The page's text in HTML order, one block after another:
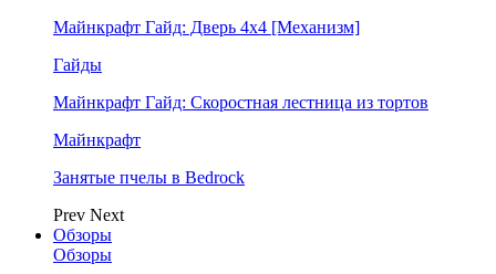
Майнкрафт Гайд: Дверь 4х4 [Механизм]
Гайды
Майнкрафт Гайд: Скоростная лестница из тортов
Майнкрафт
Занятые пчелы в Bedrock
Prev Next
Обзоры
Обзоры